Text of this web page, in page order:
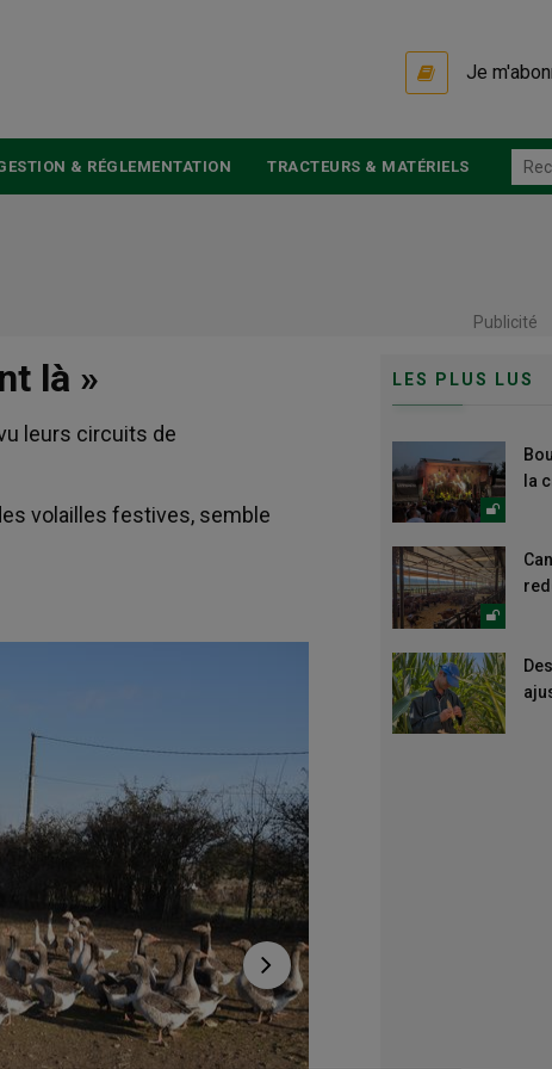
Je
& RÉGLEMENTATION TRACTEURS & MATÉRIELS
Publicité
là »
leurs circuits de
volailles festives, semble
LES PLUS LUS
la